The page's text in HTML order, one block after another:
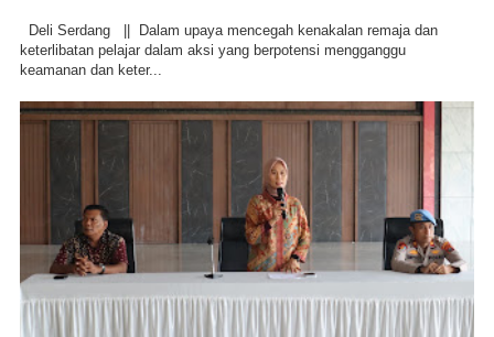
Deli Serdang || Dalam upaya mencegah kenakalan remaja dan
keterlibatan pelajar dalam aksi yang berpotensi mengganggu
keamanan dan keter...